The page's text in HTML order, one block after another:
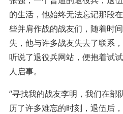
的生活，他始终无法忘记那段
些并肩作战的战友们，随着时
失，他与许多战友失去了联系
听说了退役兵网站，便抱着试
人启事。
“寻找我的战友李明，我们在部
历了许多难忘的时刻，退伍后